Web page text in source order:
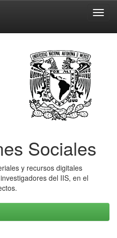
Sociales
y recursos digitales
del IIS, en el